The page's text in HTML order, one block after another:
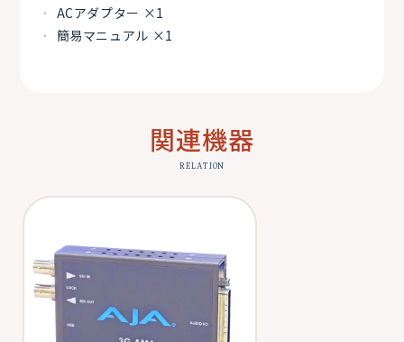
ACアダプター ×1
簡易マニュアル ×1
関連機器
RELATION